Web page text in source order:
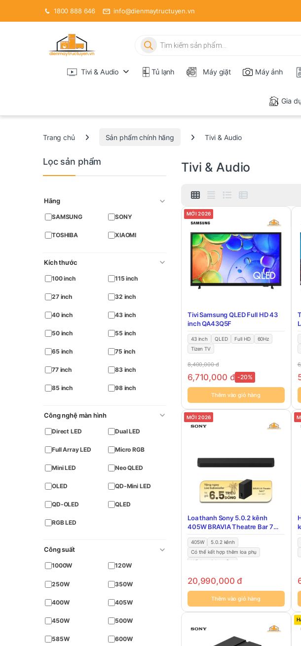
1800 888 646 info@dienmaytructuyen.vn
Tìm kiếm sản phẩm
Tivi & Audio Tủ lạnh Máy giặt Máy ảnh
Gia
Trang chủ Sản phẩm chính hãng Tivi & Audio
Tivi & Audio
MỚI 2026
Tivi Samsung QLED Full HD 43
inch QA43Q5F
43 inch QLED Full HD
60Hz
Tizen TV
8,400,000đ
6,710,000 đ -20%
Thêm vào giỏ hàng
MỚI 2026
Loa thanh Sony 5.0.2 kênh
405W BRAVIA Theatre Bar 7
HT-A7100
405W
5.0.2 kênh
Có thể kết hợp thêm loa phụ
Kết hợp 2 loa trầm
20,990,000đ
Thêm vào giỏ hàng
Lọc sản phẩm
Hãng
SAMSUNG SONY
TOSHIBA XIAOMI
Kích thước
100 inch 115 inch
27 inch 32 inch
40 inch 43 inch
50 inch 55 inch
65 inch 75 inch
77 inch 83 inch
85 inch 98 inch
Công nghệ màn hình
Direct LED Dual LED
Full Array LED Micro RGB
Mini LED Neo QLED
OLED QD-Mini LED
QD-OLED QLED
RGB LED
Công suất
1000W 120W
250W 350W
400W 405W
450W 500W
585W 600W